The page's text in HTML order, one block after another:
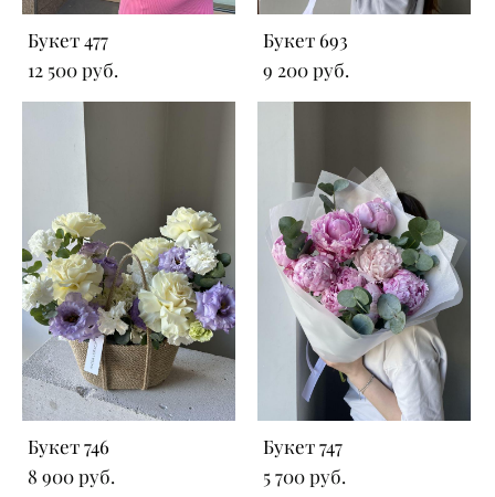
Букет 477
12 500 pуб.
Букет 693
9 200 pуб.
Букет 746
8 900 pуб.
Букет 747
5 700 pуб.